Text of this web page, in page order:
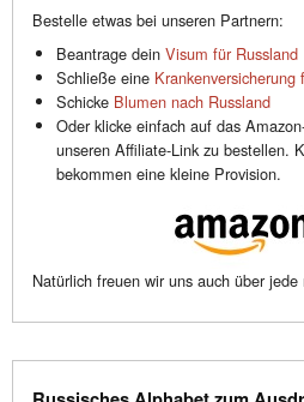
Bestelle etwas bei unseren Partnern:
Beantrage dein Visum für Russland
Schließe eine Krankenversicherung
Schicke Blumen nach Russland
Oder klicke einfach auf das
unseren Affiliate-Link zu bestellen.
bekommen eine kleine Provision.
Natürlich freuen wir uns auch über